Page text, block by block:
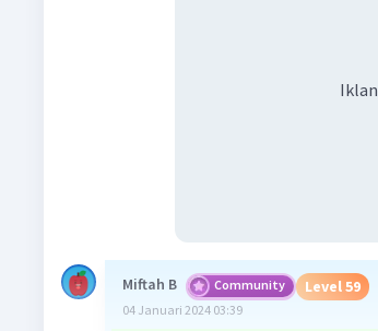
Iklan
Miftah B Community Level 59
04 Januari 2024 03:39